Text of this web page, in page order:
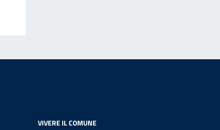
VIVERE IL COMUNE